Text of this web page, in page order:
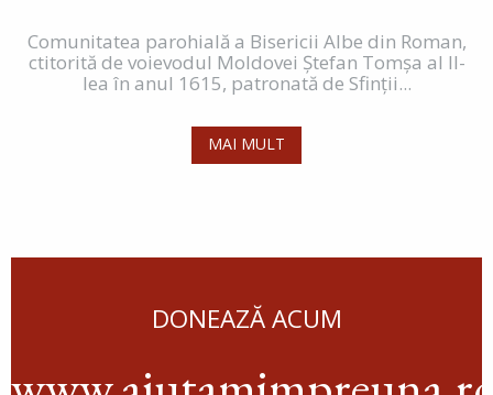
Comunitatea parohială a Bisericii Albe din Roman,
ctitorită de voievodul Moldovei Ștefan Tomșa al II-
lea în anul 1615, patronată de Sfinții...
MAI MULT
DONEAZĂ ACUM